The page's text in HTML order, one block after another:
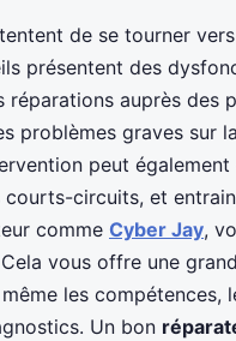
de se tourner
présentent des
auprès des
problèmes graves sur
peut
circuits, et
comme Cyber Jay,
vous offre une
les compétences,
Un bon